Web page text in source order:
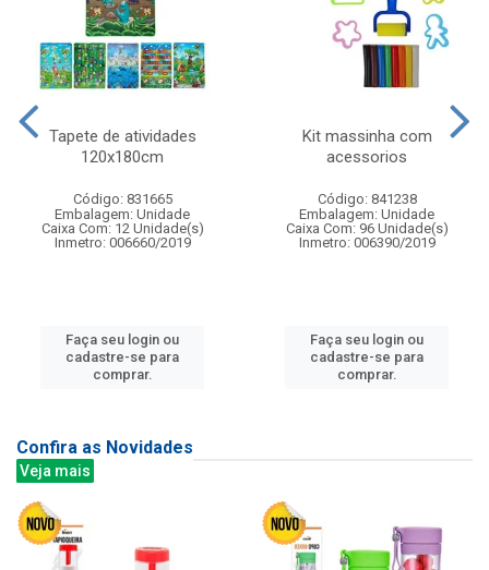
Tapete de atividades
120x180cm
Código: 831665
Embalagem: Unidade
Caixa Com: 12 Unidade(s)
Inmetro: 006660/2019
Faça seu login ou
cadastre-se para
comprar.
Kit massinha com
acessorios
Código: 841238
Embalagem: Unidade
Caixa Com: 96 Unidade(s)
Inmetro: 006390/2019
Faça seu login ou
cadastre-se para
comprar.
Confira as Novidades
Veja mais